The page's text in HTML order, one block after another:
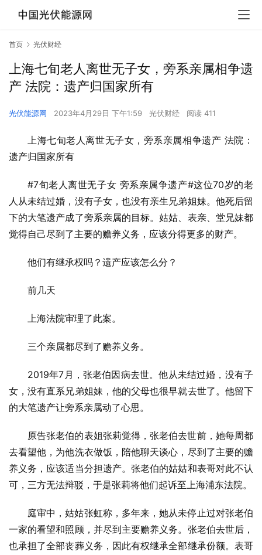
首页 光伏财经
上海七旬老人离世无子女，旁系亲属相争遗
产 法院：遗产归国家所有
光伏能源网 2023年4月29日 下午1:59 光伏财经 阅读 411
上海七旬老人离世无子女，旁系亲属相争遗产 法院：
遗产归国家所有
#7旬老人离世无子女 旁系亲属争遗产#这位70岁的老
人从未结过婚，没有子女，也没有亲生兄弟姐妹。他死后留
下的大笔遗产成了旁系亲属的目标。姑姑、表亲、堂兄妹都
觉得自己尽到了主要的赡养义务，应该分得更多的财产。
他们有继承权吗？遗产应该怎么分？
前几天
上海法院审理了此案。
三个亲属都尽到了赡养义务。
2019年7月，张老伯因病去世。他从未结过婚，没有子
女，没有直系兄弟姐妹，他的父母也很早就去世了。他留下
的大笔遗产让旁系亲属动了心思。
原告张老伯的表姐张莉觉得，张老伯去世前，她每周都
去看望他，为他洗衣做饭，陪他聊天谈心，尽到了主要的赡
养义务，应该适当分担遗产。张老伯的姑姑和表哥对此不认
可，三方无法辩驳，于是张莉将他们起诉至上海浦东法院。
庭审中，姑姑张虹称，多年来，她从未停止过对张老伯
一家的看望和照顾，并尽到主要赡养义务。张老伯去世后，
也承担了全部丧葬义务，因此有权继承全部继承份额。表哥